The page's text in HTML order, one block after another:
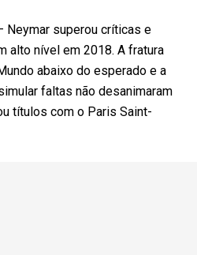
Neymar superou críticas e
alto nível em 2018. A fratura
abaixo do esperado e a
faltas não desanimaram
títulos com o Paris Saint-